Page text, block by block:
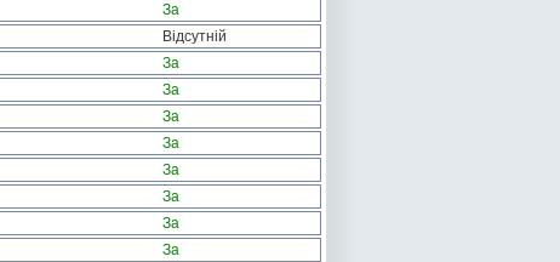
За
Відсутній
За
За
За
За
За
За
За
За